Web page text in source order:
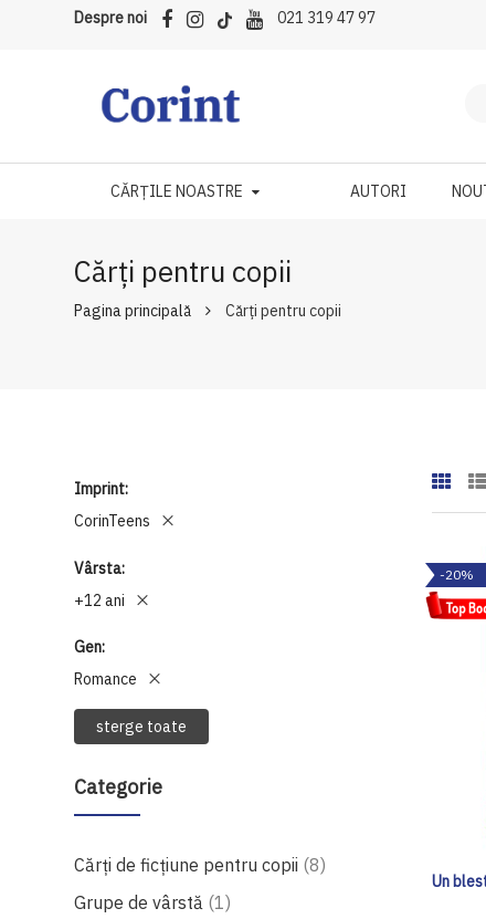
Despre noi 021 319 47 97
CĂRȚILE NOASTRE AUTORI
Cărți pentru copii
Pagina principală Cărți pentru copii
Imprint
CorinTeens
Vârsta
+12 ani
Gen
Romance
sterge toate
Categorie
Cărți de ficțiune pentru copii 8produse
Grupe de vârstă 1produs
-20%
Un